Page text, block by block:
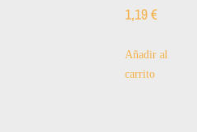
1,19€
Añadir al
carrito